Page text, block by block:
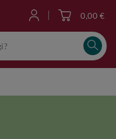
0,00 €